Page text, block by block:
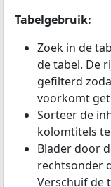
Tabelgebruik:
Zoek in de
de tabel. De
gefilterd
voorkomt
Sorteer de
kolomtitels
Blader door
rechtsonder
Verschuif de